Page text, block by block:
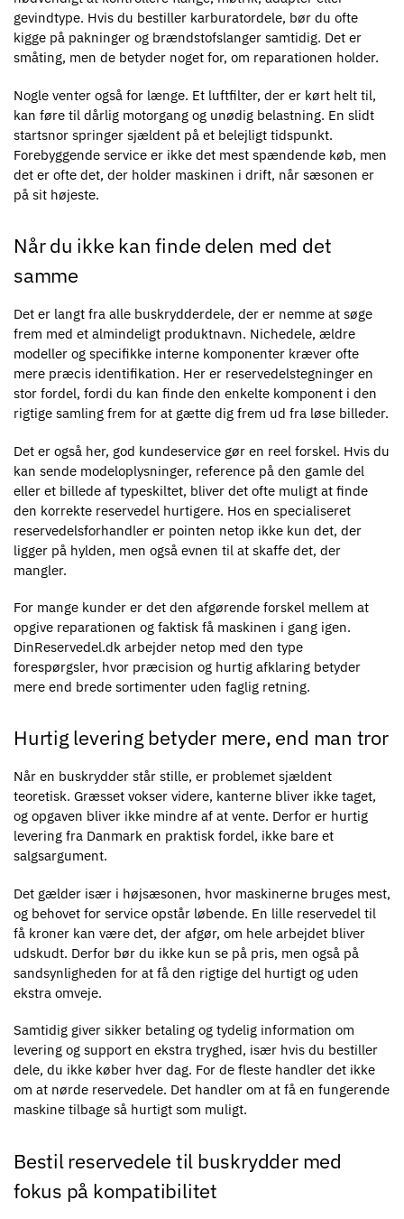
gevindtype. Hvis du bestiller karburatordele, bør du ofte
kigge på pakninger og brændstofslanger samtidig. Det er
småting, men de betyder noget for, om reparationen holder.
Nogle venter også for længe. Et luftfilter, der er kørt helt til,
kan føre til dårlig motorgang og unødig belastning. En slidt
startsnor springer sjældent på et belejligt tidspunkt.
Forebyggende service er ikke det mest spændende køb, men
det er ofte det, der holder maskinen i drift, når sæsonen er
på sit højeste.
Når du ikke kan finde delen med det
samme
Det er langt fra alle buskrydderdele, der er nemme at søge
frem med et almindeligt produktnavn. Nichedele, ældre
modeller og specifikke interne komponenter kræver ofte
mere præcis identifikation. Her er reservedelstegninger en
stor fordel, fordi du kan finde den enkelte komponent i den
rigtige samling frem for at gætte dig frem ud fra løse billeder.
Det er også her, god kundeservice gør en reel forskel. Hvis du
kan sende modeloplysninger, reference på den gamle del
eller et billede af typeskiltet, bliver det ofte muligt at finde
den korrekte reservedel hurtigere. Hos en specialiseret
reservedelsforhandler er pointen netop ikke kun det, der
ligger på hylden, men også evnen til at skaffe det, der
mangler.
For mange kunder er det den afgørende forskel mellem at
opgive reparationen og faktisk få maskinen i gang igen.
DinReservedel.dk arbejder netop med den type
forespørgsler, hvor præcision og hurtig afklaring betyder
mere end brede sortimenter uden faglig retning.
Hurtig levering betyder mere, end man tror
Når en buskrydder står stille, er problemet sjældent
teoretisk. Græsset vokser videre, kanterne bliver ikke taget,
og opgaven bliver ikke mindre af at vente. Derfor er hurtig
levering fra Danmark en praktisk fordel, ikke bare et
salgsargument.
Det gælder især i højsæsonen, hvor maskinerne bruges mest,
og behovet for service opstår løbende. En lille reservedel til
få kroner kan være det, der afgør, om hele arbejdet bliver
udskudt. Derfor bør du ikke kun se på pris, men også på
sandsynligheden for at få den rigtige del hurtigt og uden
ekstra omveje.
Samtidig giver sikker betaling og tydelig information om
levering og support en ekstra tryghed, især hvis du bestiller
dele, du ikke køber hver dag. For de fleste handler det ikke
om at nørde reservedele. Det handler om at få en fungerende
maskine tilbage så hurtigt som muligt.
Bestil reservedele til buskrydder med
fokus på kompatibilitet